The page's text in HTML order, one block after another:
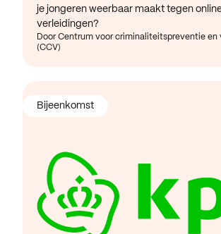
je jongeren weerbaar maakt tegen
verleidingen?
Door Centrum voor criminaliteitspreventie en
(CCV)
Bijeenkomst